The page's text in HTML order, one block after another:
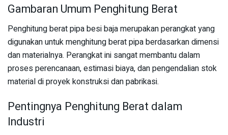
Gambaran Umum Penghitung Berat
Penghitung berat pipa besi baja merupakan perangkat yang
digunakan untuk menghitung berat pipa berdasarkan dimensi
dan materialnya. Perangkat ini sangat membantu dalam
proses perencanaan, estimasi biaya, dan pengendalian stok
material di proyek konstruksi dan pabrikasi.
Pentingnya Penghitung Berat dalam
Industri